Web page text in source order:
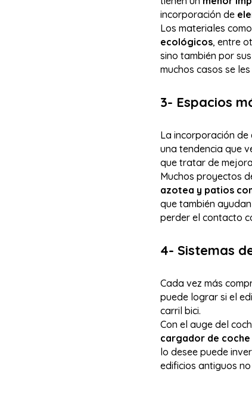
incorporación de
Los materiales
ecológicos, entre
sino también por
muchos casos se
3- Espacios
La incorporación
una tendencia que
que tratar de
Muchos proyectos
azotea y patios
que también
perder el contacto
4- Sistemas
Cada vez más
puede lograr si el
carril bici.
Con el auge del
cargador de
lo desee puede
edificios antiguos